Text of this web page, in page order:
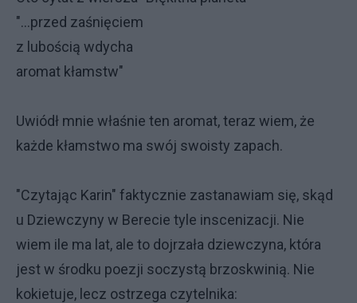
"...przed zaśnięciem
z lubością wdycha
aromat kłamstw"
Uwiódł mnie właśnie ten aromat, teraz wiem, że
każde kłamstwo ma swój swoisty zapach.
"Czytając Karin" faktycznie zastanawiam się, skąd
u Dziewczyny w Berecie tyle inscenizacji. Nie
wiem ile ma lat, ale to dojrzała dziewczyna, która
jest w środku poezji soczystą brzoskwinią. Nie
kokietuje, lecz ostrzega czytelnika: